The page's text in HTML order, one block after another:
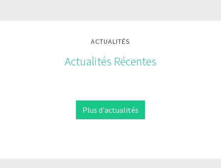
ACTUALITÉS
Actualités Récentes
Plus d'actualités